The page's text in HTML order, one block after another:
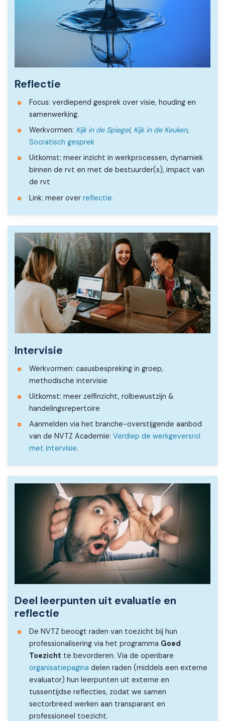
Reflectie
Focus: verdiepend gesprek over visie, houding en
samenwerking.
Werkvormen: Kijk in de Spiegel, Kijk in de Keuken,
Socratisch gesprek
Uitkomst: meer inzicht in werkprocessen, dynamiek
binnen de rvt en met de bestuurder(s), impact van
de rvt
Link: meer overreflectie.
Intervisie
Werkvormen: casusbespreking in groep,
methodische intervisie
Uitkomst: meer zelfinzicht, rolbewustzijn &
handelingsrepertoire
Aanmelden via het branche-overstijgende aanbod
van de NVTZ Academie:Verdiep de werkgeversrol
met intervisie.
Deel leerpunten uit evaluatie en
reflectie
De NVTZ beoogt raden van toezicht bij hun
professionalisering via het programma Goed
Toezicht te bevorderen. Via de openbare
organisatiepagina delen raden (middels een externe
evaluator) hun leerpunten uit externe en
tussentijdse reflecties, zodat we samen
sectorbreed werken aan transparant en
professioneel toezicht.